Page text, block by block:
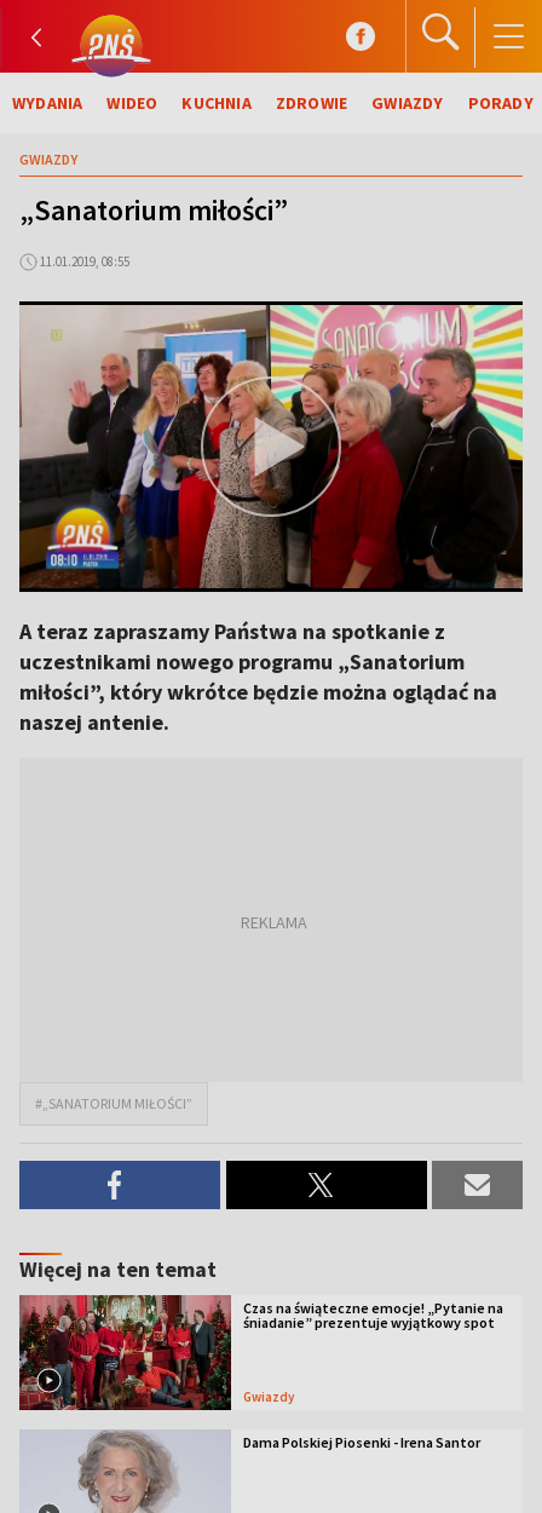
WYDANIA WIDEO KUCHNIA ZDROWIE GWIAZDY PORADY
GWIAZDY
„Sanatorium miłości”
11.01.2019, 08:55
A teraz zapraszamy Państwa na spotkanie z
uczestnikami nowego programu „Sanatorium
miłości”, który wkrótce będzie można oglądać na
naszej antenie.
#„SANATORIUM MIŁOŚCI”
Więcej na ten temat
Czas na świąteczne emocje! „Pytanie na
śniadanie” prezentuje wyjątkowy spot
Gwiazdy
Dama Polskiej Piosenki - Irena Santor